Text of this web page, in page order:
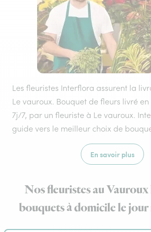
Les fleuristes Interflora assurent la
Le vauroux. Bouquet de fleurs livré
7j/7, par un fleuriste à Le vauroux.
guide vers le meilleur choix de
En savoir plus
Nos fleuristes au
bouquets à domicile le